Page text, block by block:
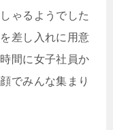
ゃるようでした
差し入れに用意
間に女子社員か
でみんな集まり